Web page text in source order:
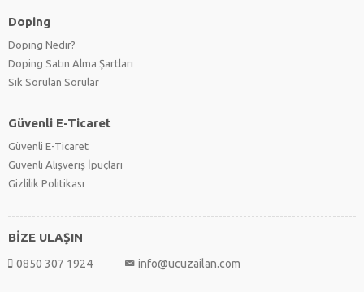
Doping
Doping Nedir?
Doping Satın Alma Şartları
Sık Sorulan Sorular
Güvenli E-Ticaret
Güvenli E-Ticaret
Güvenli Alışveriş İpuçları
Gizlilik Politikası
BİZE ULAŞIN
0850 307 1924 info@ucuzailan.com